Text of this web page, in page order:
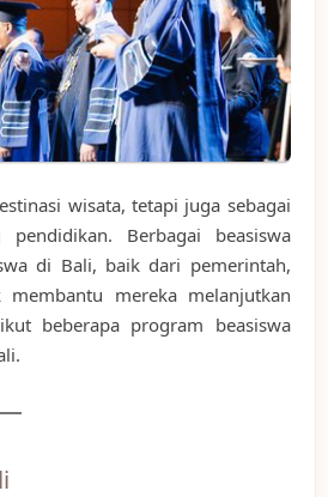
wisata, tetapi juga sebagai
Berbagai beasiswa
di Bali, baik dari pemerintah,
mereka melanjutkan
beberapa program beasiswa